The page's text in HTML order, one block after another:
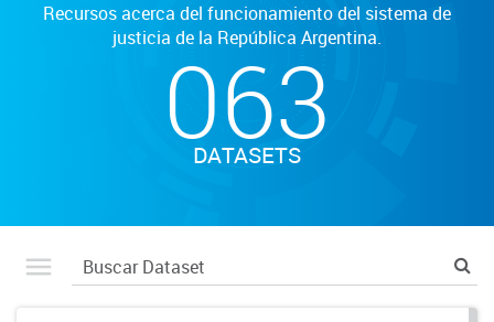
Recursos acerca del funcionamiento del sistema de
justicia de la República Argentina.
063
DATASETS